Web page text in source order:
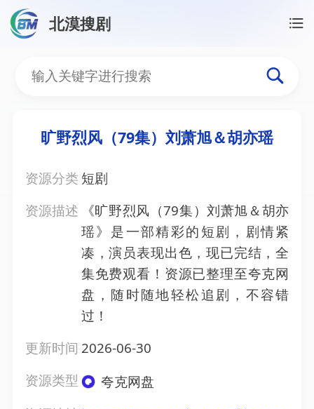
北漠搜剧
旷野烈风（79集）刘萧旭
旷野烈风（79集）刘萧旭＆胡亦瑶
资源分类 短剧
资源描述
《旷野烈风（79集）刘萧旭＆胡亦
瑶》是一部精彩的短剧，剧情紧
凑，演员表现出色，现已完结，全
集免费观看！资源已整理至夸克网
盘，随时随地轻松追剧，不容错
过！
更新时间 2026-06-30
资源类型
夸克网盘